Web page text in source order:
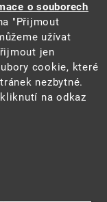
o souborech
"Přijmout
užívat
jen
cookie, které
nezbytné.
na odkaz